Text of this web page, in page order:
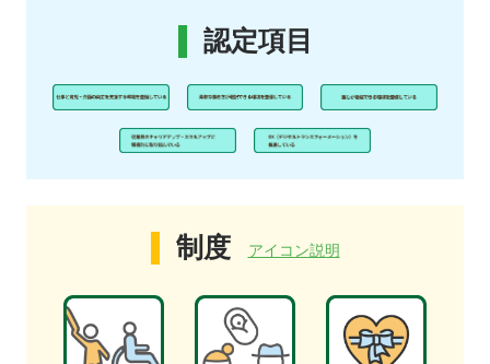
認定項目
制度 アイコン説明